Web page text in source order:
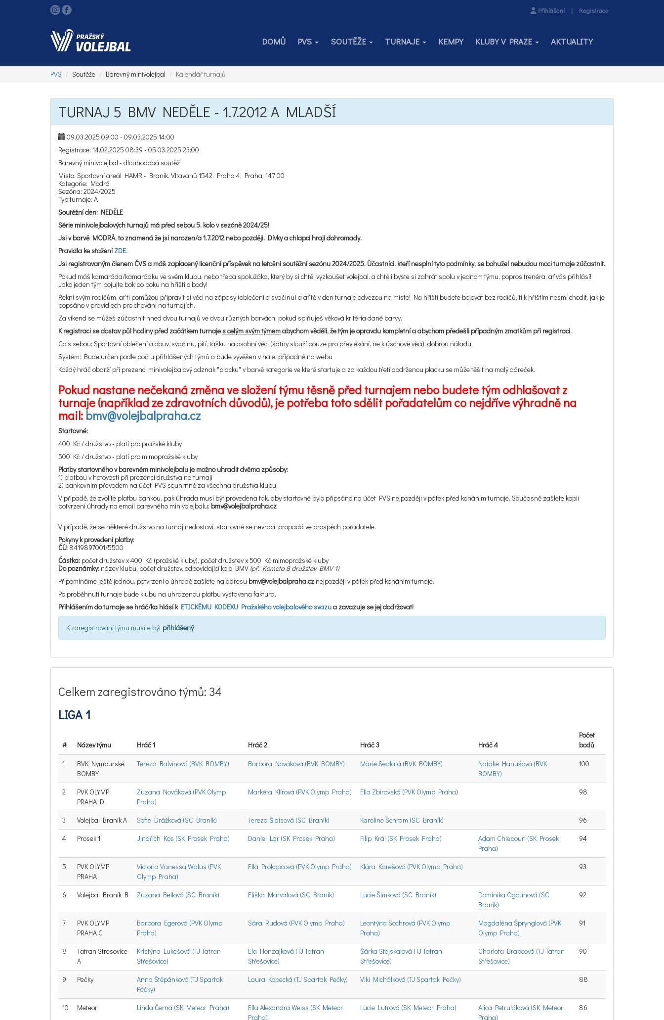
Přihlášení | Registrace
DOMŮ PVS SOUTĚŽE TURNAJE KEMPY KLUBY V PRAZE AKTUALITY
PVS Soutěže Barevný minivolejbal Kalendář turnajů
TURNAJ 5 BMV NEDĚLE - 1.7.2012 A MLADŠÍ
09.03.2025 09:00 - 09.03.2025 14:00
Registrace: 14.02.2025 08:39 - 05.03.2025 23:00
Barevný minivolejbal - dlouhodobá soutěž
Místo: Sportovní areál HAMR - Braník, Vltavanů 1542, Praha 4, Praha, 147 00
Kategorie: Modrá
Sezóna: 2024/2025
Typ turnaje: A
Soutěžní den: NEDĚLE
Série minivolejbalových turnajů má před sebou 5. kolo v sezóně 2024/25!
Jsi v barvě MODRÁ, to znamená že jsi narozen/a 1.7.2012 nebo později. Dívky a chlapci hrají dohromady.
Pravidla ke staženíZDE.
Jsi registrovaným členem ČVS a máš zaplacený licenční příspěvek na letošní soutěžní sezónu 2024/2025. Účastníci, kteří nesplní tyto podmínky, se bohužel nebudou moci turnaje zúčastnit.
Pokud máš kamaráda/kamarádku ve svém klubu, nebo třeba spolužáka, který by si chtěl vyzkoušet volejbal, a chtěli byste si zahrát spolu v jednom týmu, popros trenéra, ať vás přihlásí!
Jako jeden tým bojujte bok po boku na hřišti o body!
Řekni svým rodičům, ať ti pomůžou připravit si věci na zápasy (oblečení a svačinu) a ať tě v den turnaje odvezou na místo! Na hřišti budete bojovat bez rodičů, ti k hřištím nesmí chodit, jak je
popsáno v pravidlech pro chování na turnajích.
Za víkend se můžeš zúčastnit hned dvou turnajů ve dvou různých barvách, pokud splňuješ věková kritéria dané barvy.
K registraci se dostav půl hodiny před začátkem turnajes celým svým týmemabychom věděli, že tým je opravdu kompletní a abychom předešli případným zmatkům při registraci.
Co s sebou: Sportovní oblečení a obuv, svačinu, pití, tašku na osobní věci (šatny slouží pouze pro převlékání, ne k úschově věcí), dobrou náladu
Systém: Bude určen podle počtu přihlášených týmů a bude vyvěšen v hale, případně na webu
Každý hráč obdrží při prezenci minivolejbalový odznak "placku" v barvě kategorie ve které startuje a za každou třetí obdrženou placku se může těšit na malý dáreček.
Pokud nastane nečekaná změna ve složení týmu těsně před turnajem nebo budete tým odhlašovat z
turnaje (například ze zdravotních důvodů), je potřeba toto sdělit pořadatelům co nejdříve výhradně na
mail: bmv@volejbalpraha.cz
Startovné:
400 Kč / družstvo - platí pro pražské kluby
500 Kč / družstvo - platí pro mimopražské kluby
Platby startovného v barevném minivolejbalu je možno uhradit dvěma způsoby:
1) platbou v hotovosti při prezenci družstva na turnaji
2) bankovním převodem na účet PVS souhrnně za všechna družstva klubu.
V případě, že zvolíte platbu bankou, pak úhrada musí být provedena tak, aby startovné bylo připsáno na účet PVS nejpozději v pátek před konáním turnaje. Současně zašlete kopii
potvrzení úhrady na email barevného minivolejbalu: bmv@volejbalpraha.cz
V případě, že se některé družstvo na turnaj nedostaví, startovné se nevrací, propadá ve prospěch pořadatele.
Pokyny k provedení platby:
ČÚ: 8419897001/5500
Částka: počet družstev x 400 Kč (pražské kluby), počet družstev x 500 Kč mimopražské kluby
Do poznámky: název klubu, počet družstev, odpovídající kolo BMV (př. Kometa 8 družstev BMV 1)
Připomínáme ještě jednou, potvrzení o úhradě zašlete na adresu bmv@volejbalpraha.cz nejpozději v pátek před konáním turnaje.
Po proběhnutí turnaje bude klubu na uhrazenou platbu vystavena faktura.
Přihlášením do turnaje se hráč/ka hlásí k ETICKÉMU KODEXU Pražského volejbalového svazua zavazuje se jej dodržovat!
K zaregistrování týmu musíte být přihlášený
Celkem zaregistrováno týmů: 34
LIGA 1
# Název týmu Hráč 1 Hráč 2 Hráč 3 Hráč 4
Počet
bodů
1
BVK Nymburské
BOMBY
Tereza Balvínová (BVK BOMBY) Barbora Nováková (BVK BOMBY) Marie Sedlatá (BVK BOMBY)
Natálie Hanušová (BVK
BOMBY)
100
2
PVK OLYMP
PRAHA D
Zuzana Nováková (PVK Olymp
Praha)
Markéta Klírová (PVK Olymp Praha) Ella Zbirovská (PVK Olymp Praha) 98
3 Volejbal Braník A Sofie Drážková (SC Braník) Tereza Šlaisová (SC Braník) Karoline Schram (SC Braník)
96
4
Prosek 1 Jindřích Kos (SK Prosek Praha) Daniel Lar (SK Prosek Praha) Filip Král (SK Prosek Praha)
Adam Chleboun (SK Prosek
Praha)
94
5
PVK OLYMP
PRAHA
Victoria Vanessa Walus (PVK
Olymp Praha)
Ella Prokopcova (PVK Olymp Praha) Klára Karešová (PVK Olymp Praha) 93
6 Volejbal Braník B Zuzana Bellová (SC Braník) Eliška Marvalová (SC Braník) Lucie Šimková (SC Braník)
Dominika Ogounová (SC
Braník)
92
7
PVK OLYMP
PRAHA C
Barbora Egerová (PVK Olymp
Praha)
Sára Rudová (PVK Olymp Praha)
Leontýna Sochrová (PVK Olymp
Praha)
Magdaléna Šprynglová (PVK
Olymp Praha)
91
8
Tatran Stresovice
A
Kristýna Lukešová (TJ Tatran
Střešovice)
Ela Honzajková (TJ Tatran
Střešovice)
Šárka Stejskalová (TJ Tatran
Střešovice)
Charlota Brabcová (TJ Tatran
Střešovice)
90
9 Pečky
Anna Štěpánková (TJ Spartak
Pečky)
Laura Kopecká (TJ Spartak Pečky) Viki Michálková (TJ Spartak Pečky) 88
10 Meteor Linda Černá (SK Meteor Praha)
Ella Alexandra Weiss (SK Meteor
Praha)
Lucie Lutrová (SK Meteor Praha)
Alica Petruláková (SK Meteor
Praha)
86